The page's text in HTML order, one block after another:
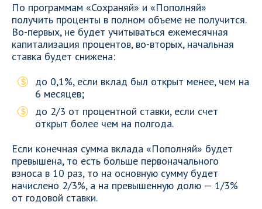
По программам «Сохраняй» и «Пополняй»
получить проценты в полном объеме не получится.
Во-первых, не будет учитываться ежемесячная
капитализация процентов, во-вторых, начальная
ставка будет снижена:
до 0,1%, если вклад был открыт менее, чем на
6 месяцев;
до 2/3 от процентной ставки, если счет
открыт более чем на полгода.
Если конечная сумма вклада «Пополняй» будет
превышена, то есть больше первоначального
взноса в 10 раз, то на основную сумму будет
начислено 2/3%, а на превышенную долю — 1/3%
от годовой ставки.